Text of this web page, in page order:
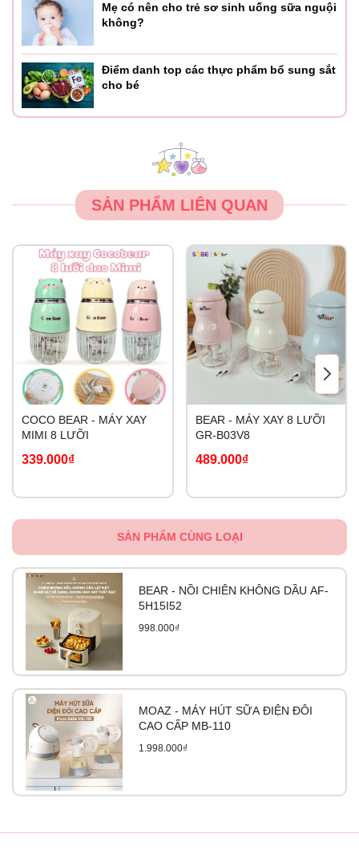
Mẹ có nên cho trẻ sơ sinh uống sữa nguội
không?
Điểm danh top các thực phẩm bổ sung sắt
cho bé
SẢN PHẨM LIÊN QUAN
COCO BEAR - MÁY XAY
MIMI 8 LƯỠI
339.000₫
BEAR - MÁY XAY 8 LƯỠI
GR-B03V8
489.000₫
SẢN PHẨM CÙNG LOẠI
BEAR - NỒI CHIÊN KHÔNG DẦU AF-
5H15I52
998.000₫
MOAZ - MÁY HÚT SỮA ĐIỆN ĐÔI
CAO CẤP MB-110
1.998.000₫